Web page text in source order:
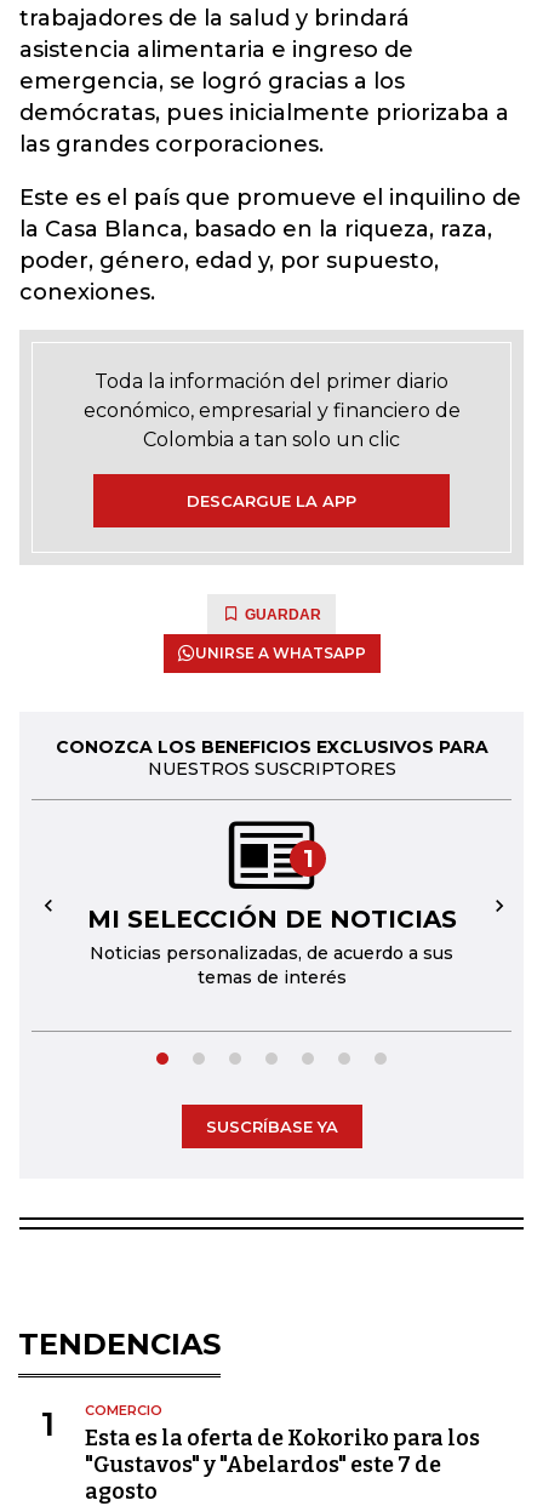
trabajadores de la salud y brindará
asistencia alimentaria e ingreso de
emergencia, se logró gracias a los
demócratas, pues inicialmente priorizaba a
las grandes corporaciones.
Este es el país que promueve el inquilino de
la Casa Blanca, basado en la riqueza, raza,
poder, género, edad y, por supuesto,
conexiones.
Toda la información del primer diario
económico, empresarial y financiero de
Colombia a tan solo un clic
DESCARGUE LA APP
GUARDAR
UNIRSE A WHATSAPP
CONOZCA LOS BENEFICIOS EXCLUSIVOS PARA
NUESTROS SUSCRIPTORES
1
MI SELECCIÓN DE NOTICIAS
Noticias personalizadas, de acuerdo a sus
temas de interés
← →
SUSCRÍBASE YA
TENDENCIAS
1 COMERCIO
Esta es la oferta de Kokoriko para los
"Gustavos" y "Abelardos" este 7 de
agosto